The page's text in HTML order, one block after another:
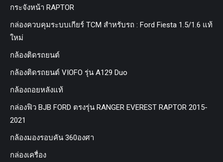
กระจังหน้า RAPTOR
กล่องควบคุมระบบเกียร์ TCM สำหรับรถ : Ford Fiesta 1.5/1.6 แท้
ใหม่
กล้องติดรถยนต์
กล้องติดรถยนต์ VIOFO รุ่น A129 Duo
กล้องถอยหลังแท้
กล่องฟิว BJB FORD ตรงรุ่น RANGER EVEREST RAPTOR 2015-
2021
กล้องมองรอบคัน 360องศา
กล่องเครื่อง